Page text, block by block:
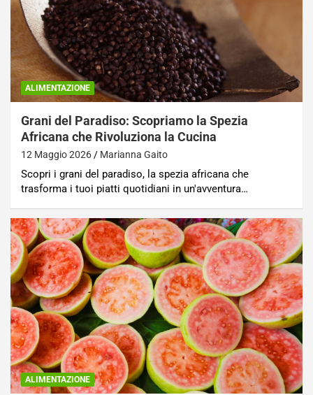
ALIMENTAZIONE
Grani del Paradiso: Scopriamo la Spezia
Africana che Rivoluziona la Cucina
12 Maggio 2026 Marianna Gaito
Scopri i grani del paradiso, la spezia africana che
trasforma i tuoi piatti quotidiani in un'avventura…
ALIMENTAZIONE